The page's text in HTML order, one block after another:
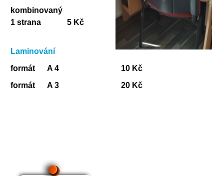
kombinovaný
1 strana 5 Kč
Laminování
formát A 4 10 Kč
formát A 3 20 Kč